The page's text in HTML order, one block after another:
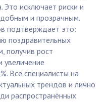
Это исключает риски и
и прозрачным.
подтверждает это:
поздравительных
получив рост
увеличение
Все специалисты на
трендов и лично
распространённых